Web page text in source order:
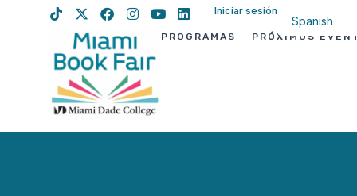
Iniciar sesión
Spanish
PROGRAMAS PRÓXIMOS